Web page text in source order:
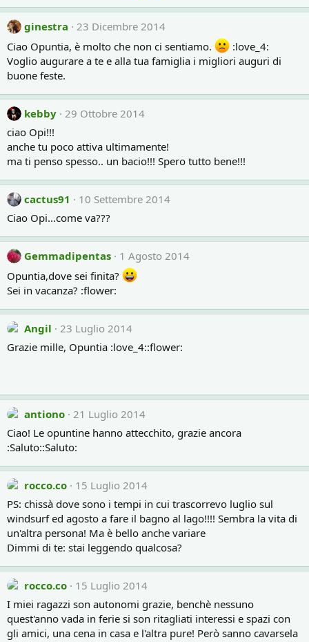
ginestra
23 Dicembre 2014
Ciao Opuntia, è molto che non ci sentiamo.
:love_4:
Voglio augurare a te e alla tua famiglia i migliori auguri di
buone feste.
kebby 29 Ottobre 2014
ciao Opi!!!
anche tu poco attiva ultimamente!
ma ti penso spesso.. un bacio!!! Spero tutto bene!!!
cactus91
10 Settembre 2014
Ciao Opi...come va???
Gemmadipentas
1 Agosto 2014
Opuntia,dove sei finita?
Sei in vacanza? :flower:
Angil
23 Luglio 2014
Grazie mille, Opuntia :love_4::flower:
antiono 21 Luglio 2014
Ciao! Le opuntine hanno attecchito, grazie ancora
:Saluto::Saluto:
rocco.co
15 Luglio 2014
PS: chissà dove sono i tempi in cui trascorrevo luglio sul
windsurf ed agosto a fare il bagno al lago!!!! Sembra la vita di
un'altra persona! Ma è bello anche variare
Dimmi di te: stai leggendo qualcosa?
rocco.co
15 Luglio 2014
I miei ragazzi son autonomi grazie, benchè nessuno
quest'anno vada in ferie si son ritagliati interessi e spazi con
gli amici, una cena in casa e l'altra pure! Però sanno cavarsela